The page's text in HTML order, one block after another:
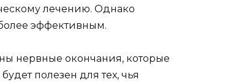
лечению. Однако
эффективным.
нервные окончания, которые
полезен для тех, чья